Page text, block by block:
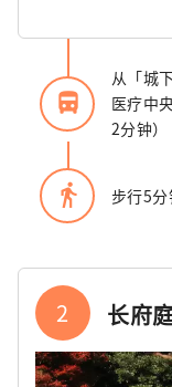
directions_bus_filled
从「城
医疗中
2分钟）
directions_walk 步行5分
2 长府